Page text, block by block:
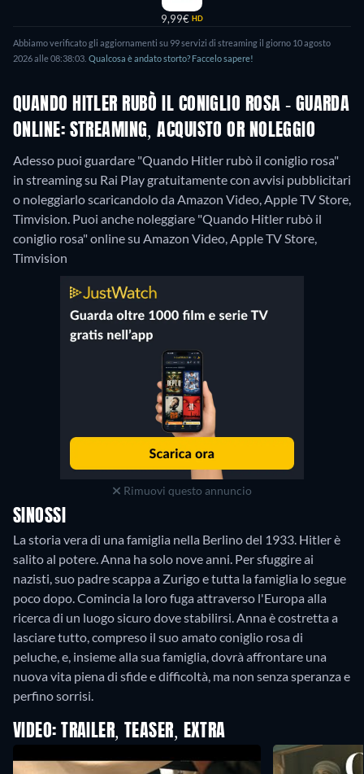
9,99€ HD
Abbiamo verificato gli aggiornamenti su 99 servizi di streaming il giorno 10 agosto
2026 alle 08:38:03. Qualcosa è andato storto? Faccelo sapere!
QUANDO HITLER RUBÒ IL CONIGLIO ROSA - GUARDA
ONLINE: STREAMING, ACQUISTO OR NOLEGGIO
Adesso puoi guardare "Quando Hitler rubò il coniglio rosa"
in streaming su Rai Play gratuitamente con avvisi pubblicitari
o noleggiarlo scaricandolo da Amazon Video, Apple TV Store,
Timvision. Puoi anche noleggiare "Quando Hitler rubò il
coniglio rosa" online su Amazon Video, Apple TV Store,
Timvision
Rimuovi questo annuncio
SINOSSI
La storia vera di una famiglia nella Berlino del 1933. Hitler è
salito al potere. Anna ha solo nove anni. Per sfuggire ai
nazisti, suo padre scappa a Zurigo e tutta la famiglia lo segue
poco dopo. Comincia la loro fuga attraverso l'Europa alla
ricerca di un luogo sicuro dove stabilirsi. Anna è costretta a
lasciare tutto, compreso il suo amato coniglio rosa di
peluche, e, insieme alla sua famiglia, dovrà affrontare una
nuova vita piena di sfide e difficoltà, ma non senza speranza e
perfino sorrisi.
VIDEO: TRAILER, TEASER, EXTRA